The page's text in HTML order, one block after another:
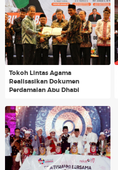
Tokoh Lintas Agama
Realisasikan Dokumen
Perdamaian Abu Dhabi